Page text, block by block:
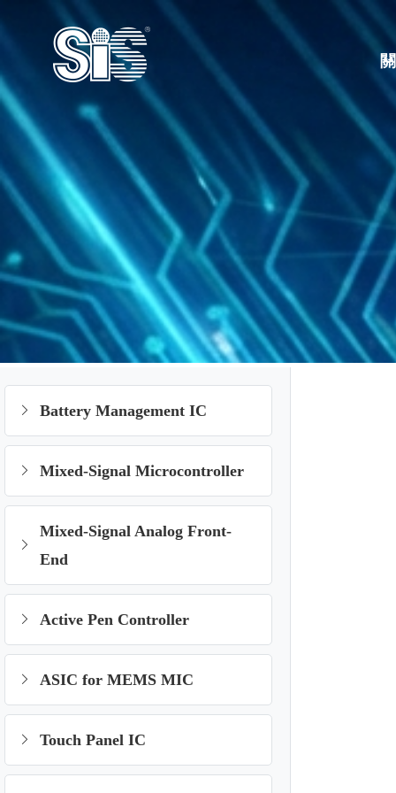
Battery Management IC
Mixed-Signal Microcontroller
Mixed-Signal Analog Front-
End
Active Pen Controller
ASIC for MEMS MIC
Touch Panel IC